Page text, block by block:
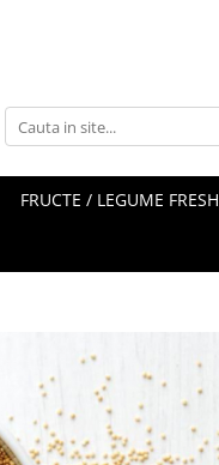
FRUCTE / LEGUME FRESH